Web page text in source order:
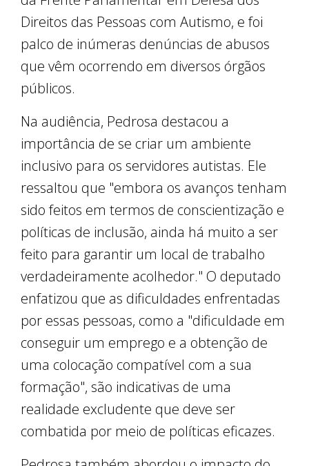
Direitos das Pessoas com Autismo, e foi
palco de inúmeras denúncias de abusos
que vêm ocorrendo em diversos órgãos
públicos.
Na audiência, Pedrosa destacou a
importância de se criar um ambiente
inclusivo para os servidores autistas. Ele
ressaltou que "embora os avanços tenham
sido feitos em termos de conscientização e
políticas de inclusão, ainda há muito a ser
feito para garantir um local de trabalho
verdadeiramente acolhedor." O deputado
enfatizou que as dificuldades enfrentadas
por essas pessoas, como a "dificuldade em
conseguir um emprego e a obtenção de
uma colocação compatível com a sua
formação", são indicativas de uma
realidade excludente que deve ser
combatida por meio de políticas eficazes.